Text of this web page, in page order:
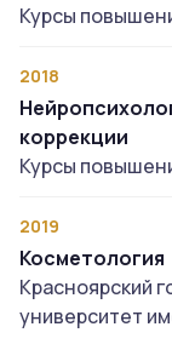
Курсы
2018
коррекции
Курсы
2019
Косметология
Красноярский
университет